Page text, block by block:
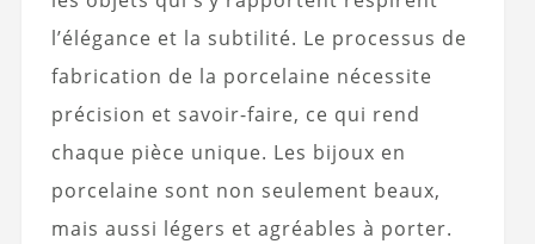
l’élégance et la subtilité. Le processus de
fabrication de la porcelaine nécessite
précision et savoir-faire, ce qui rend
chaque pièce unique. Les bijoux en
porcelaine sont non seulement beaux,
mais aussi légers et agréables à porter.